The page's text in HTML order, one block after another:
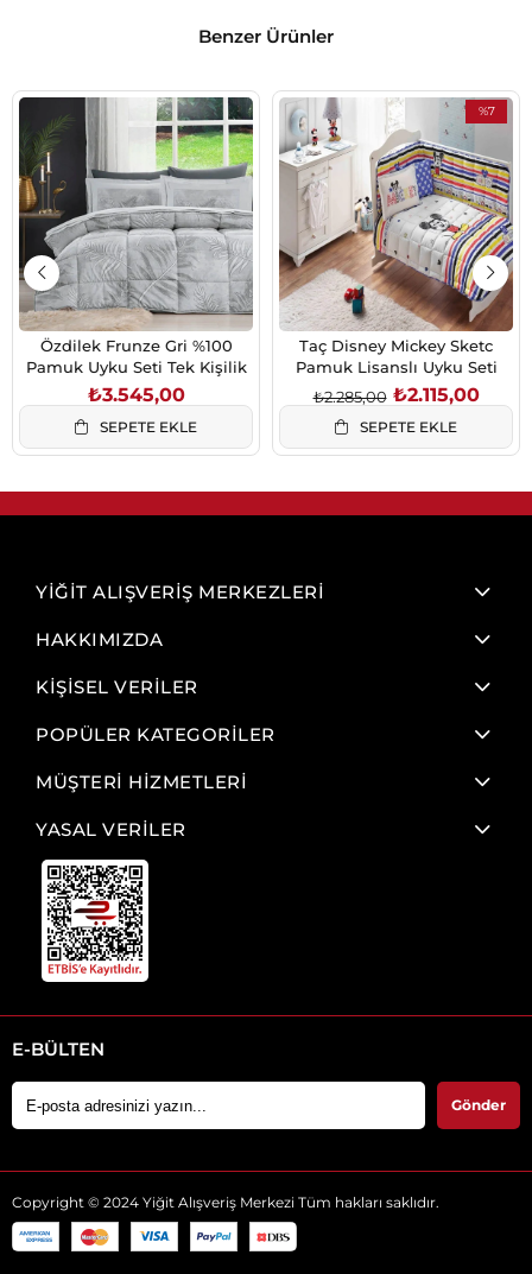
Benzer Ürünler
Özdilek Frunze Gri %100
Pamuk Uyku Seti Tek Kişilik
₺3.545,00
SEPETE EKLE
%7
İndirim
%7İndirim
Taç Disney Mickey Sketc
Pamuk Lisanslı Uyku Seti
₺2.115,00
₺2.285,00
SEPETE EKLE
YİĞİT ALIŞVERİŞ MERKEZLERİ
HAKKIMIZDA
KİŞİSEL VERİLER
POPÜLER KATEGORİLER
MÜŞTERİ HİZMETLERİ
YASAL VERİLER
E-BÜLTEN
Gönder
Copyright © 2024 Yiğit Alışveriş Merkezi Tüm hakları saklıdır.